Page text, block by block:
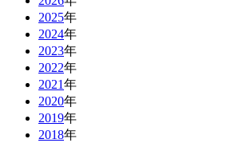
2025年
2024年
2023年
2022年
2021年
2020年
2019年
2018年